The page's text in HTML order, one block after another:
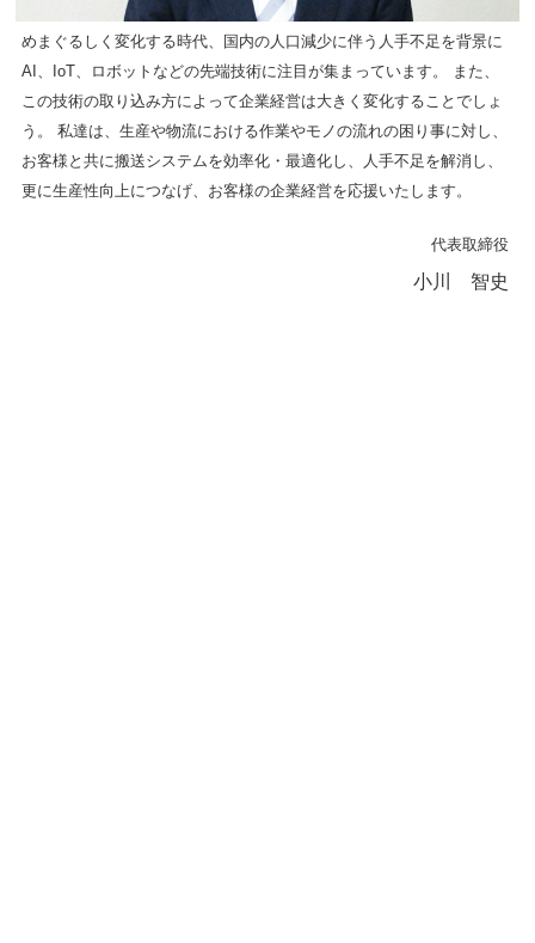
めまぐるしく変化する時代、国内の人口減少に伴う人手不足を背景に
AI、IoT、ロボットなどの先端技術に注目が集まっています。 また、
この技術の取り込み方によって企業経営は大きく変化することでしょ
う。 私達は、生産や物流における作業やモノの流れの困り事に対し、
お客様と共に搬送システムを効率化・最適化し、人手不足を解消し、
更に生産性向上につなげ、お客様の企業経営を応援いたします。
代表取締役
小川 智史